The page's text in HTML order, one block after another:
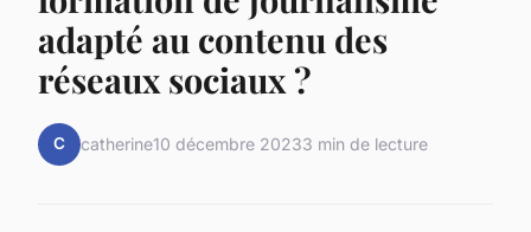
adapté au contenu des
réseaux sociaux ?
C catherine10 décembre 20233 min de lecture